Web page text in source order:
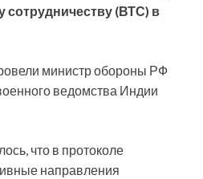
сотрудничеству (ВТС) в
министр обороны РФ
ведомства Индии
что в протоколе
направления